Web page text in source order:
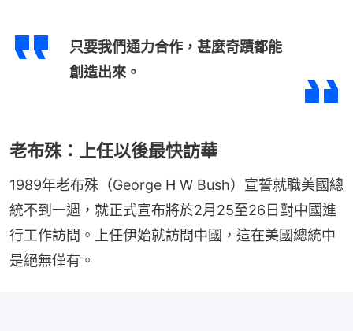
只要我們通力合作，甚麼奇蹟都能
創造出來。
老布殊：上任以後最快訪華
1989年老布殊（George H W Bush）宣誓就職美國總
統不到一週，就正式宣布將於2月25至26日對中國進
行工作訪問。上任伊始就訪問中國，這在美國總統中
是絕無僅有。